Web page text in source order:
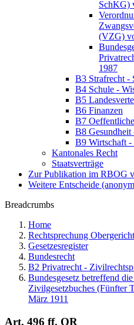
SchKG)
(VZG)
1987
B3 Strafrecht -
B4 Schule -
B5
B6 Finanzen
B7
B8 Gesundheit
B9 Wirtschaft -
Kantonales Recht
Staatsverträge
Zur Publikation im RBOG
Weitere Entscheide
Breadcrumbs
Home
Rechtsprechung Obergericht
Gesetzesregister
Bundesrecht
B2 Privatrecht -
Bundesgesetz betreffend
Zivilgesetzbuches (Fünfter
März 1911
Art. 496 ff. OR